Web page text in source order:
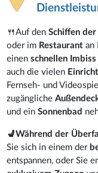
🍴Auf denSchiffen
oder im Restaurantan
einenschnellen Imbiss
auch die vielen
Fernseh- und
zugängliche
und einSonnenbad
💺Während der
Sie sich in einem der
entspannen, oder Sie